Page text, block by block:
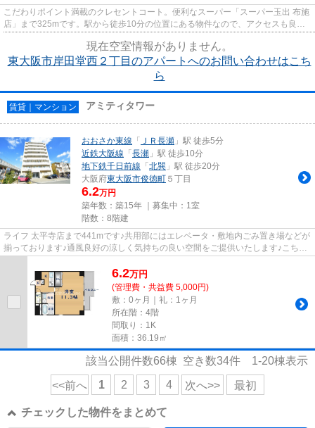
こだわりポイント満載のクレセントコート。便利なスーパー「スーパー玉出 布施
店」まで325mです。駅から徒歩10分の位置にある物件なので、アクセスも良好
です。空気の入れ替えができる...
現在空室情報がありません。
東大阪市岸田堂西２丁目のアパートへのお問い合わせはこち
ら
賃貸｜マンション アミティタワー
おおさか東線 「 ＪＲ長瀬 」駅 徒歩5分
近鉄大阪線 「長瀬 」駅 徒歩10分
地下鉄千日前線 「北巽 」駅 徒歩20分
大阪府東大阪市俊徳町 ５丁目
6.2万円
築年数：築15年 ｜募集中： 1室
階数：8階建
ライフ 太平寺店まで441mです♪共用部にはエレベータ・敷地内ごみ置き場などが
揃っております♪通風良好の涼しく気持ちの良い空間をご提供いたします♪こちら
の物件から100mのところに駐...
6.2万円
(管理費・共益費 5,000円)
敷：0ヶ月｜礼：1ヶ月
所在階：4階
間取り：1K
面積：36.19㎡
該当公開件数66棟 空き数34件 1-20棟表示
<<前へ 1 2 3 4 次へ>> 最初
チェックした物件をまとめて